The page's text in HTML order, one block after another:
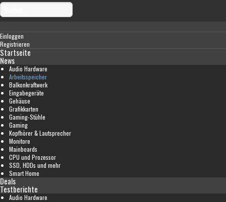
Einloggen
Registrieren
Startseite
News
Audio Hardware
Arbeitsspeicher
Balkonkraftwerk
Eingabegeräte
Gehäuse
Grafikkarten
Gaming-Stühle
Gaming
Kopfhörer & Lautsprecher
Monitore
Mainboards
CPU und Prozessor
SSD, HDDs und mehr
Smart Home
Deals
Testberichte
Audio Hardware